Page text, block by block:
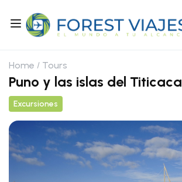
Home Tours
Puno y las islas del Titicaca
Excursiones